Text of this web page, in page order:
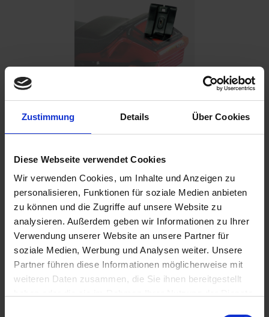
Zustimmung Details Über Cookies
Diese Webseite verwendet Cookies
Wir verwenden Cookies, um Inhalte und Anzeigen zu
personalisieren, Funktionen für soziale Medien anbieten
zu können und die Zugriffe auf unsere Website zu
analysieren. Außerdem geben wir Informationen zu Ihrer
Verwendung unserer Website an unsere Partner für
soziale Medien, Werbung und Analysen weiter. Unsere
Partner führen diese Informationen möglicherweise mit
weiteren Daten zusammen, die Sie ihnen bereitgestellt
lieferbar ist.
Ich habe dieDatenschutzbestimmungenzur Kenntnis
genommen.
69,50 €
inkl. ges. USt., zzgl. Versandkosten
Merken Bewerten
Artikel Nr.: 4654449